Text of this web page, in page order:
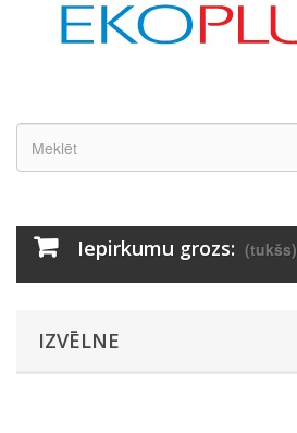
Iepirkumu grozs: (tukšs)
IZVĒLNE